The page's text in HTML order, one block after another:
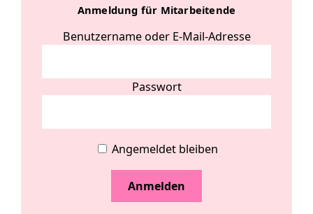
Anmeldung für Mitarbeitende
Benutzername oder E-Mail-Adresse
Passwort
Angemeldet bleiben